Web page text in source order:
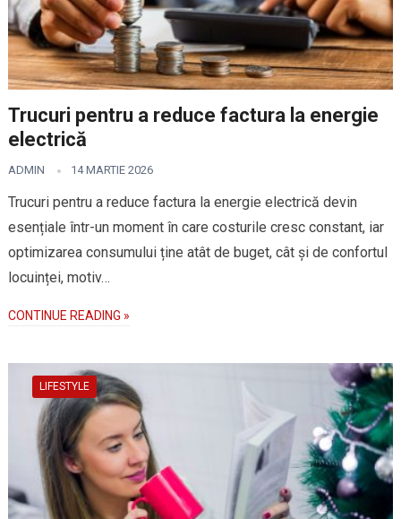
Trucuri pentru a reduce factura la energie
electrică
ADMIN 14 MARTIE 2026
Trucuri pentru a reduce factura la energie electrică devin
esențiale într-un moment în care costurile cresc constant, iar
optimizarea consumului ține atât de buget, cât și de confortul
locuinței, motiv…
CONTINUE READING »
LIFESTYLE